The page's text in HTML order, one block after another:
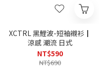
XCTRL 黑鯉波-短袖襯衫┃
涼感 潮流 日式
NT$590
NT$690